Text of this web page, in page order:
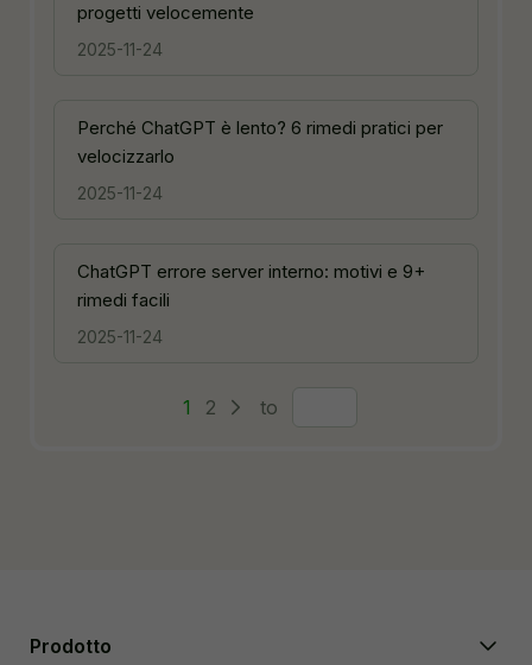
progetti velocemente
2025-11-24
Perché ChatGPT è lento? 6 rimedi pratici per
velocizzarlo
2025-11-24
ChatGPT errore server interno: motivi e 9+
rimedi facili
2025-11-24
1 2 to
Prodotto